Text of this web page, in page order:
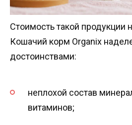
Стоимость такой продукции
Кошачий корм Organix
достоинствами:
неплохой состав
витаминов;